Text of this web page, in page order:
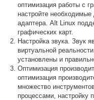
оптимизация работы с
настройте
адаптера. Alt Linux
графических карт.
Настройка звука. Звук
виртуальной
установлены и
Оптимизация
оптимизация
множество
процессами, настройку